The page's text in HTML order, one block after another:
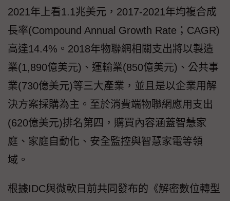
2021年上看1.1兆美元，2017-2021年均複合成
長率(Compound Annual Growth Rate；CAGR)
高達14.4%。2018年物聯網相關支出將以製造
業(1,890億美元)、運輸業(850億美元)、公共事
業(730億美元)等三大產業，並且是以企業用解
決方案採購為主。至於消費端物聯網應用支出
(620億美元)排名第四，購買內容涵蓋智慧家
庭、家庭自動化、安全監控與智慧家電等領
域。
根據IDC與微軟日前共同發布的《解密數位轉型